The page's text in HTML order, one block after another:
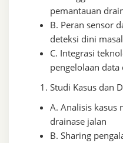
pemantauan
B. Peran sensor
deteksi dini
C. Integrasi
pengelolaan data
Studi Kasus dan
A. Analisis kasus
drainase jalan
B. Sharing